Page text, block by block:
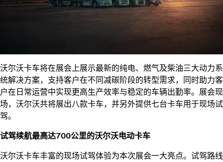
沃尔沃卡车将在展会上展示最新的纯电、燃气及柴油三大动力系
统解决方案，支持客户在不同减碳阶段的转型需求，同时助力客
户在日常运营中实现更高生产效率与稳定的车辆出勤率。展会现
场，沃尔沃共将展出八款卡车，并另外提供七台卡车用于现场试
驾。
试驾续航最高达700公里的沃尔沃电动卡车
沃尔沃卡车丰富的现场试驾体验为本次展会一大亮点。试驾路线